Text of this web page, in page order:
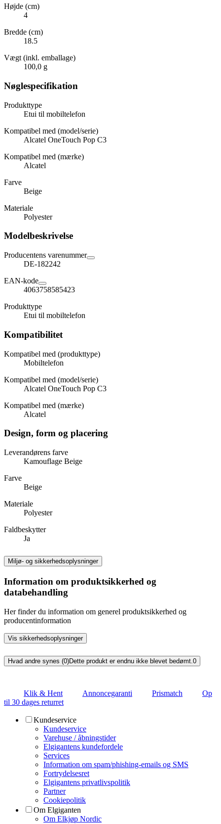
Højde (cm)
4
Bredde (cm)
18.5
Vægt (inkl. emballage)
100,0 g
Nøglespecifikation
Produkttype
Etui til mobiltelefon
Kompatibel med (model/serie)
Alcatel OneTouch Pop C3
Kompatibel med (mærke)
Alcatel
Farve
Beige
Materiale
Polyester
Modelbeskrivelse
Producentens varenummer
DE-182242
EAN-kode
4063758585423
Produkttype
Etui til mobiltelefon
Kompatibilitet
Kompatibel med (produkttype)
Mobiltelefon
Kompatibel med (model/serie)
Alcatel OneTouch Pop C3
Kompatibel med (mærke)
Alcatel
Design, form og placering
Leverandørens farve
Kamouflage Beige
Farve
Beige
Materiale
Polyester
Faldbeskytter
Ja
Miljø- og sikkerhedsoplysninger
Information om produktsikkerhed og
databehandling
Her finder du information om generel produktsikkerhed og
producentinformation
Vis sikkerhedsoplysninger
Hvad andre synes (0)Dette produkt er endnu ikke blevet bedømt.0
Klik & Hent Annoncegaranti Prismatch
Op
til 30 dages returret
Kundeservice
Kundeservice
Varehuse / åbningstider
Elgigantens kundefordele
Services
Information om spam/phishing-emails og SMS
Fortrydelsesret
Elgigantens privatlivspolitik
Partner
Cookiepolitik
Om Elgiganten
Om Elkjøp Nordic